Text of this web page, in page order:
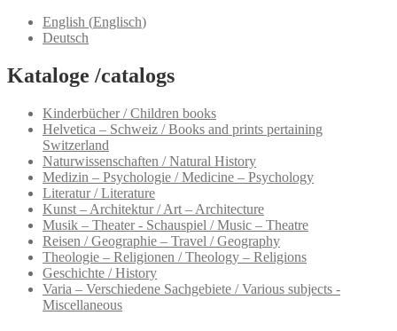
English (Englisch)
Deutsch
Kataloge /catalogs
Kinderbücher / Children books
Helvetica – Schweiz / Books and prints pertaining
Switzerland
Naturwissenschaften / Natural History
Medizin – Psychologie / Medicine – Psychology
Literatur / Literature
Kunst – Architektur / Art – Architecture
Musik – Theater - Schauspiel / Music – Theatre
Reisen / Geographie – Travel / Geography
Theologie – Religionen / Theology – Religions
Geschichte / History
Varia – Verschiedene Sachgebiete / Various subjects -
Miscellaneous